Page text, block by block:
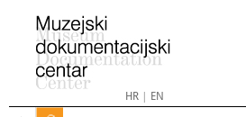
HR| EN